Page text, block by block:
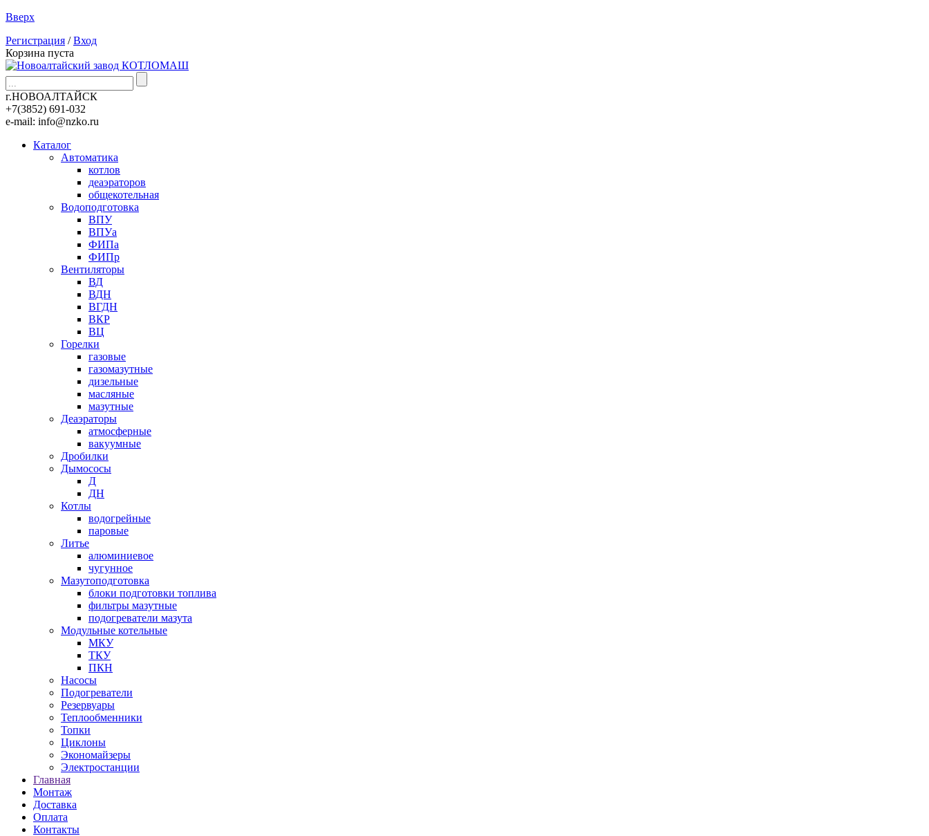
Вверх
Регистрация /Вход
Корзина пуста
г.НОВОАЛТАЙСК
+7(3852) 691-032
e-mail: info@nzko.ru
Каталог
Автоматика
котлов
деаэраторов
общекотельная
Водоподготовка
ВПУ
ВПУа
ФИПа
ФИПр
Вентиляторы
ВД
ВДН
ВГДН
ВКР
ВЦ
Горелки
газовые
газомазутные
дизельные
масляные
мазутные
Деаэраторы
атмосферные
вакуумные
Дробилки
Дымососы
Д
ДН
Котлы
водогрейные
паровые
Литье
алюминиевое
чугунное
Мазутоподготовка
блоки подготовки топлива
фильтры мазутные
подогреватели мазута
Модульные котельные
МКУ
ТКУ
ПКН
Насосы
Подогреватели
Резервуары
Теплообменники
Топки
Циклоны
Экономайзеры
Электростанции
Главная
Монтаж
Доставка
Оплата
Контакты